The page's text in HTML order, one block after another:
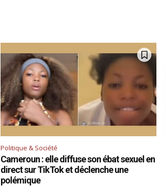
Politique & Société
Cameroun : elle diffuse son ébat sexuel en
direct sur TikTok et déclenche une
polémique